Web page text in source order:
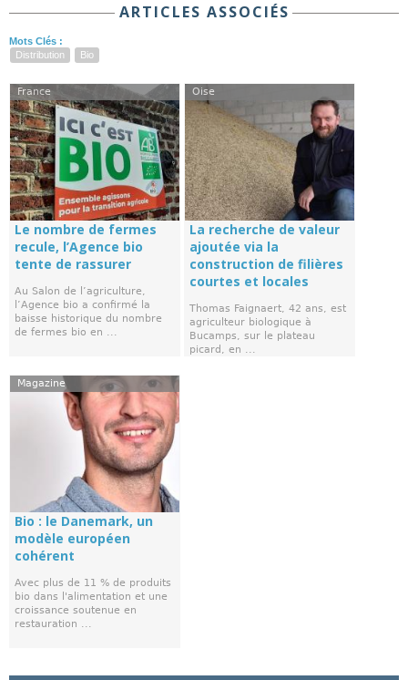
ARTICLES ASSOCIÉS
Mots Clés :
Distribution
Bio
France
Le nombre de fermes
recule, l’Agence bio
tente de rassurer
Au Salon de l’agriculture,
l’Agence bio a confirmé la
baisse historique du nombre
de fermes bio en ...
Oise
La recherche de valeur
ajoutée via la
construction de filières
courtes et locales
Thomas Faignaert, 42 ans, est
agriculteur biologique à
Bucamps, sur le plateau
picard, en ...
Magazine
Bio : le Danemark, un
modèle européen
cohérent
Avec plus de 11 % de produits
bio dans l'alimentation et une
croissance soutenue en
restauration ...